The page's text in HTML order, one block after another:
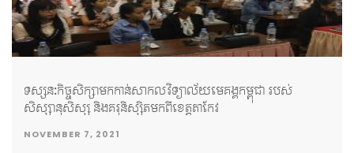
ដែលបានអញ្ជើញចូលរួមជាគណៈអធិបតី ដោយបានពាំនាំប្រសាសន៍
របស់ សម្តេចកិត្តិព្រឹទ្ធបណ្ឌិត ប៊ុន រ៉ានី ហ៊ុនសែន ផ្តាំផ្ញើសួរសុខទុក្ខ
ដោយក្តីនឹករលឹក។ លើសពីនេះទៅទៀត យើងខ្ញុំសូមថ្លែងអំណរគុណ
ដល់មជ្ឈមណ្ឌលជាតិផ្តល់ឈាម អ្នកស្ម័គ្រចិត្តផ្តល់អំណោយឈាម
សប្បុរសជន សីល្បៈករ សីល្បៈការនី និងក្រុមការងារផ្សព្វផ្សាយនៃ
ទស្សនៈកិច្ចសិក្សាមកកាន់សាកលវិទ្យាល័យមេគង្គកម្ពុជា របស់
សិស្សានុសិស្ស និងគរុនិស្សិតមកពីខេត្តតាកែវ
NOVEMBER 7, 2021